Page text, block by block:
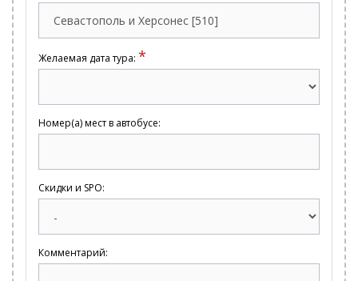
Желаемая дата тура: *
Номер(а) мест в автобусе:
Скидки и SPO:
Комментарий: